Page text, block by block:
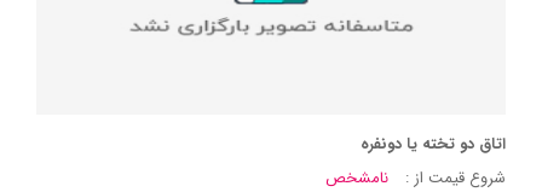
اتاق دو تخته یا دونفره
شروع قیمت از :
نامشخص